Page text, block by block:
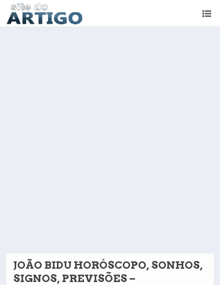
JOÃO BIDU HORÓSCOPO, SONHOS,
SIGNOS, PREVISÕES –